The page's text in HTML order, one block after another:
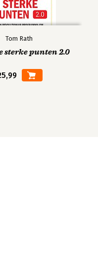
Tom Rath
sterke punten 2.0